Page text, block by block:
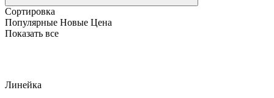
Сортировка
Популярные Новые Цена
Показать все
Линейка